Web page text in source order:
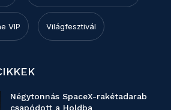
VIP Világfesztivál
Négytonnás SpaceX-rakétadarab
csapódott a Holdba